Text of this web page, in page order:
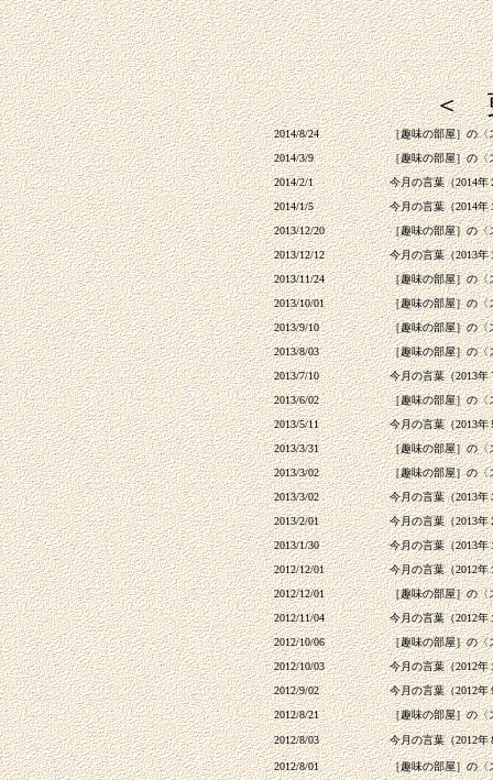
＜
2014/8/24
［趣味の部屋］の〈
2014/3/9
［趣味の部屋］の〈
2014/2/1
今月の言葉（2014
2014/1/5
今月の言葉（2014
2013/12/20
［趣味の部屋］の〈
2013/12/12
今月の言葉（2013
2013/11/24
［趣味の部屋］の〈
2013/10/01
［趣味の部屋］の〈
2013/9/10
［趣味の部屋］の〈
2013/8/03
［趣味の部屋］の〈
2013/7/10
今月の言葉（2013
2013/6/02
［趣味の部屋］の〈
2013/5/11
今月の言葉（2013
2013/3/31
［趣味の部屋］の〈
2013/3/02
［趣味の部屋］の〈
2013/3/02
今月の言葉（2013
2013/2/01
今月の言葉（2013
2013/1/30
今月の言葉（2013年
2012/12/01
今月の言葉（2012
2012/12/01
［趣味の部屋］の〈
2012/11/04
今月の言葉（2012
2012/10/06
［趣味の部屋］の〈
2012/10/03
今月の言葉（2012
2012/9/02
今月の言葉（2012
2012/8/21
［趣味の部屋］の〈
2012/8/03 今月の言葉（2012
2012/8/01 ［趣味の部屋］の〈